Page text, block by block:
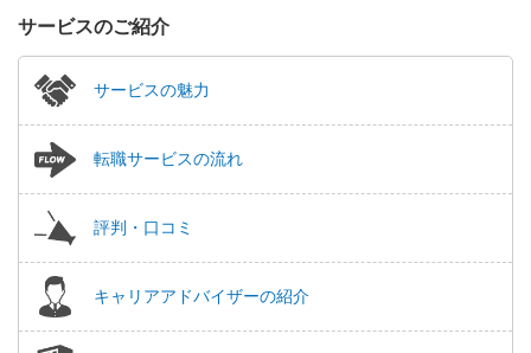
サービスのご紹介
サービスの魅力
転職サービスの流れ
評判・口コミ
キャリアアドバイザーの紹介